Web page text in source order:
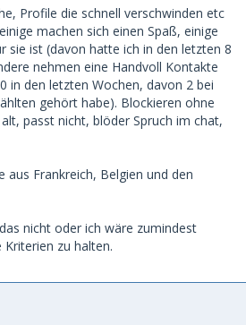
ok, Wechsel auf telegram.
Date wird verabredet und 1-3
Profile die schnell verschwinden etc
machen sich einen Spaß, einige
sie ist (davon hatte ich in den letzten 8
nehmen eine Handvoll Kontakte
in den letzten Wochen, davon 2 bei
gehört habe). Blockieren ohne
passt nicht, blöder Spruch im chat,
aus Frankreich, Belgien und den
nicht oder ich wäre zumindest
zu halten.